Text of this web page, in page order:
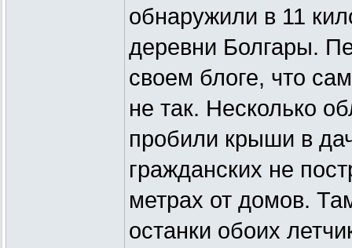
обнаружили в 11
деревни Болгары.
своем блоге, что
не так. Несколько
пробили крыши в
гражданских не
метрах от домов.
останки обоих